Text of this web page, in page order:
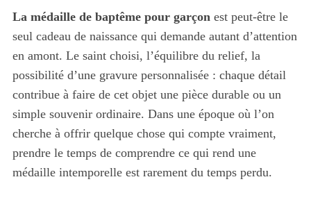
La médaille de baptême pour garçon est peut-être le
seul cadeau de naissance qui demande autant d’attention
en amont. Le saint choisi, l’équilibre du relief, la
possibilité d’une gravure personnalisée : chaque détail
contribue à faire de cet objet une pièce durable ou un
simple souvenir ordinaire. Dans une époque où l’on
cherche à offrir quelque chose qui compte vraiment,
prendre le temps de comprendre ce qui rend une
médaille intemporelle est rarement du temps perdu.
: